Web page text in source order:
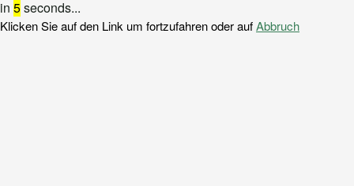
in 5seconds...
Klicken Sie auf den Link um fortzufahren oder aufAbbruch